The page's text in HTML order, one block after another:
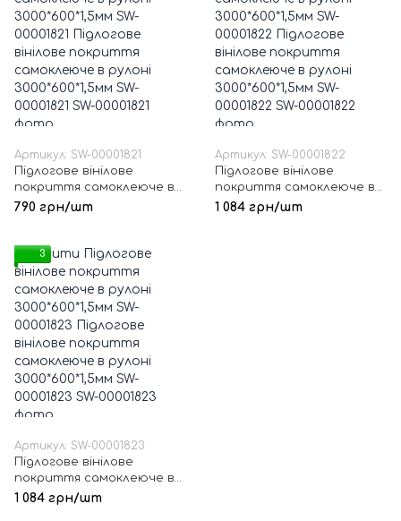
Артикул: SW-00001821
Підлогове вінілове
покриття самоклеюче в
рулоні 3000*600*1,5мм SW-
790 грн/шт
Артикул: SW-00001822
Підлогове вінілове
покриття самоклеюче в
рулоні 3000*600*1,5мм SW-
1 084 грн/шт
3
Артикул: SW-00001823
Підлогове вінілове
покриття самоклеюче в
рулоні 3000*600*1,5мм SW-
1 084 грн/шт